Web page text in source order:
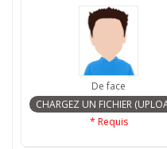
De face
* Requis